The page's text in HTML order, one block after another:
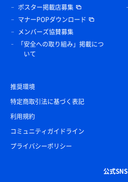
ポスター掲載店募集
マナーPOPダウンロード
メンバーズ協賛募集
「安全への取り組み」掲載につ
いて
推奨環境
特定商取引法に基づく表記
利用規約
コミュニティガイドライン
プライバシーポリシー
公式SNS